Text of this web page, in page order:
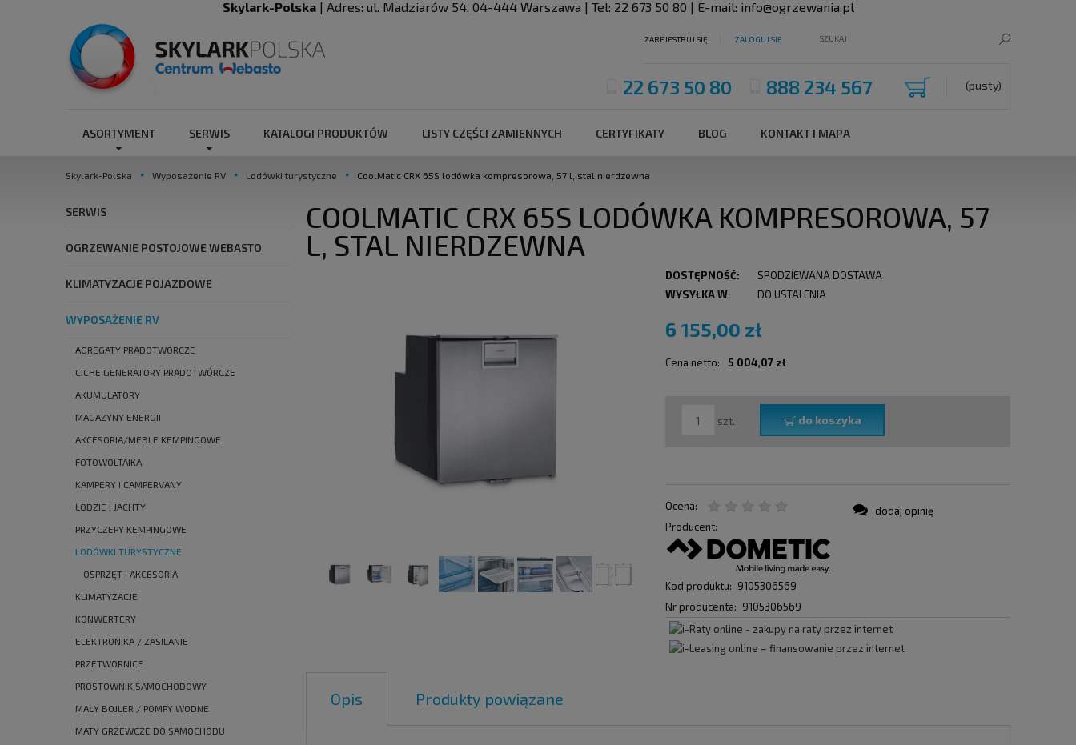
Skylark-Polska| Adres: ul. Madziarów 54, 04-444 Warszawa | Tel: 22 673 50 80 | E-mail: info@ogrzewania.pl
ZAREJESTRUJ SIĘ ZALOGUJ SIĘ
(pusty)
22 673 50 80 888 234 567
ASORTYMENT SERWIS KATALOGI PRODUKTÓW LISTY CZĘŚCI ZAMIENNYCH CERTYFIKATY BLOG KONTAKT I MAPA
Skylark-Polska Wyposażenie RV Lodówki turystyczne CoolMatic CRX 65S lodówka kompresorowa, 57 l, stal nierdzewna
SERWIS
OGRZEWANIE POSTOJOWE WEBASTO
KLIMATYZACJE POJAZDOWE
WYPOSAŻENIE RV
AGREGATY PRĄDOTWÓRCZE
CICHE GENERATORY PRĄDOTWÓRCZE
AKUMULATORY
MAGAZYNY ENERGII
AKCESORIA/MEBLE KEMPINGOWE
FOTOWOLTAIKA
KAMPERY I CAMPERVANY
ŁODZIE I JACHTY
PRZYCZEPY KEMPINGOWE
LODÓWKI TURYSTYCZNE
OSPRZĘT I AKCESORIA
KLIMATYZACJE
KONWERTERY
ELEKTRONIKA / ZASILANIE
PRZETWORNICE
PROSTOWNIK SAMOCHODOWY
MAŁY BOJLER / POMPY WODNE
MATY GRZEWCZE DO SAMOCHODU
COOLMATIC CRX 65S LODÓWKA KOMPRESOROWA, 57
L, STAL NIERDZEWNA
DOSTĘPNOŚĆ:
SPODZIEWANA DOSTAWA
WYSYŁKA W:
DO USTALENIA
6 155,00 zł
Cena netto: 5 004,07 zł
szt. do koszyka
Ocena:
Producent:
Kod produktu: 9105306569
Nr producenta: 9105306569
dodaj opinię
Opis Produkty powiązane